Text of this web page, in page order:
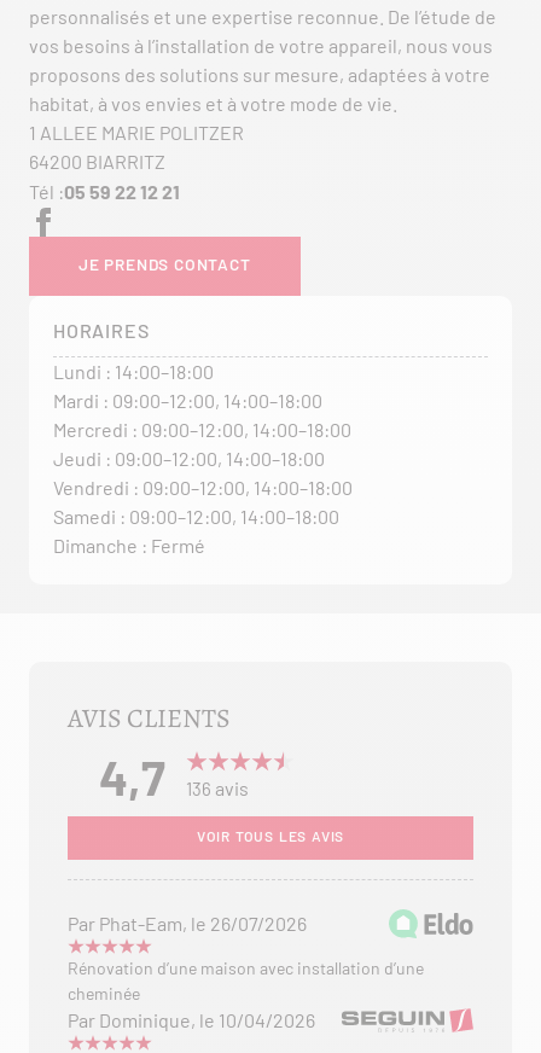
personnalisés et une expertise reconnue. De l’étude de
vos besoins à l’installation de votre appareil, nous vous
proposons des solutions sur mesure, adaptées à votre
habitat, à vos envies et à votre mode de vie.
1 ALLEE MARIE POLITZER
64200 BIARRITZ
Tél :05 59 22 12 21
JE PRENDS CONTACT
HORAIRES
Lundi : 14:00–18:00
Mardi : 09:00–12:00, 14:00–18:00
Mercredi : 09:00–12:00, 14:00–18:00
Jeudi : 09:00–12:00, 14:00–18:00
Vendredi : 09:00–12:00, 14:00–18:00
Samedi : 09:00–12:00, 14:00–18:00
Dimanche : Fermé
AVIS CLIENTS
4,7 136 avis
VOIR TOUS LES AVIS
Par Phat-Eam, le 26/07/2026
Rénovation d’une maison avec installation d’une
cheminée
Par Dominique, le 10/04/2026